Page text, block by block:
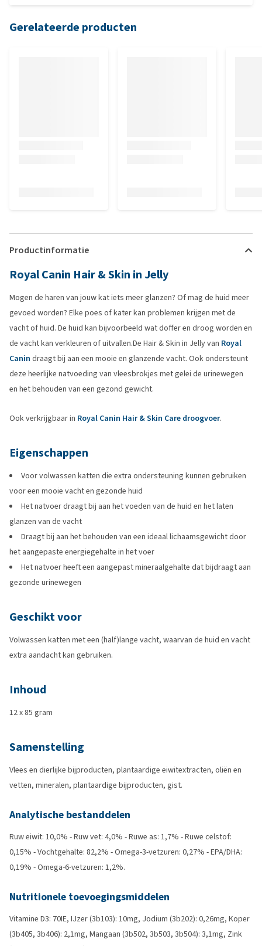
Gerelateerde producten
Productinformatie
Royal Canin Hair & Skin in Jelly
Mogen de haren van jouw kat iets meer glanzen? Of mag de huid meer
gevoed worden? Elke poes of kater kan problemen krijgen met de
vacht of huid. De huid kan bijvoorbeeld wat doffer en droog worden en
de vacht kan verkleuren of uitvallen.De Hair & Skin in Jelly van Royal
Canin draagt bij aan een mooie en glanzende vacht. Ook ondersteunt
deze heerlijke natvoeding van vleesbrokjes met gelei de urinewegen
en het behouden van een gezond gewicht.
Ook verkrijgbaar in Royal Canin Hair & Skin Care droogvoer.
Eigenschappen
Voor volwassen katten die extra ondersteuning kunnen gebruiken
voor een mooie vacht en gezonde huid
Het natvoer draagt bij aan het voeden van de huid en het laten
glanzen van de vacht
Draagt bij aan het behouden van een ideaal lichaamsgewicht door
het aangepaste energiegehalte in het voer
Het natvoer heeft een aangepast mineraalgehalte dat bijdraagt aan
gezonde urinewegen
Geschikt voor
Volwassen katten met een (half)lange vacht, waarvan de huid en vacht
extra aandacht kan gebruiken.
Inhoud
12 x 85 gram
Samenstelling
Vlees en dierlijke bijproducten, plantaardige eiwitextracten, oliën en
vetten, mineralen, plantaardige bijproducten, gist.
Analytische bestanddelen
Ruw eiwit: 10,0% - Ruw vet: 4,0% - Ruwe as: 1,7% - Ruwe celstof:
0,15% - Vochtgehalte: 82,2% - Omega-3-vetzuren: 0,27% - EPA/DHA:
0,19% - Omega-6-vetzuren: 1,2%.
Nutritionele toevoegingsmiddelen
Vitamine D3: 70IE, IJzer (3b103): 10mg, Jodium (3b202): 0,26mg, Koper
(3b405, 3b406): 2,1mg, Mangaan (3b502, 3b503, 3b504): 3,1mg, Zink